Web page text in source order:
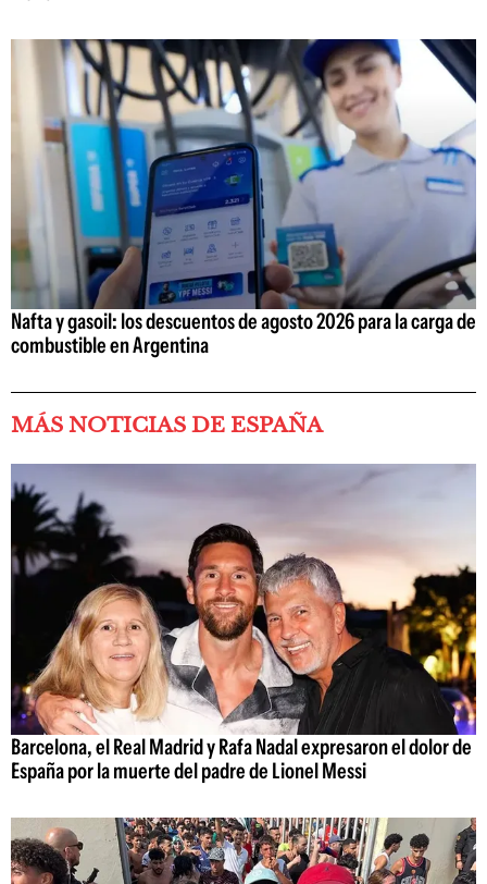
Nafta y gasoil: los descuentos de agosto 2026 para la carga de
combustible en Argentina
MÁS NOTICIAS DE ESPAÑA
Barcelona, el Real Madrid y Rafa Nadal expresaron el dolor de
España por la muerte del padre de Lionel Messi